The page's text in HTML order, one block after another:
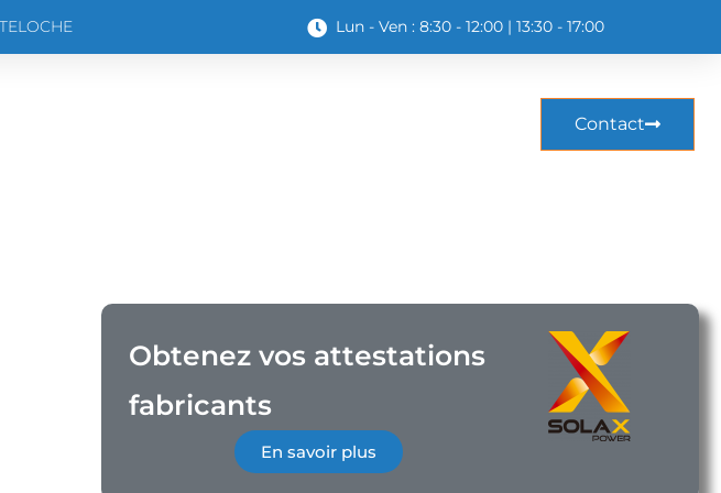
Lun - Ven : 8:30 - 12:00 | 13:30 - 17:00​
Contact
Obtenez vos attestations
fabricants
En savoir plus